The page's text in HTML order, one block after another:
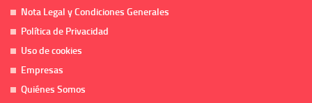
Nota Legal y Condiciones Generales
Política de Privacidad
Uso de cookies
Empresas
Quiénes Somos